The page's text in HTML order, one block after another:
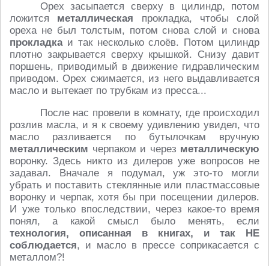
Орех засыпается сверху в цилиндр, потом
ложится металлическая прокладка, чтобы слой
ореха не был толстым, потом снова слой и снова
прокладкаи так несколько слоёв. Потом цилиндр
плотно закрывается сверху крышкой. Снизу давит
поршень, приводимый в движение гидравлическим
приводом. Орех сжимается, из него выдавливается
масло и вытекает по трубкам из пресса...
После нас провели в комнату, где происходил
розлив масла, и я к своему удивлению увидел, что
масло разливается по бутылочкам вручную
металлическим черпаком и через металлическую
воронку. Здесь никто из дилеров уже вопросов не
задавал. Вначале я подумал, уж это-то могли
убрать и поставить стеклянные или пластмассовые
воронку и черпак, хотя бы при посещении дилеров.
И уже только впоследствии, через какое-то время
понял, а какой смысл было менять, если
технология, описанная в книгах, и так НЕ
соблюдается, и масло в прессе соприкасается с
металлом?!